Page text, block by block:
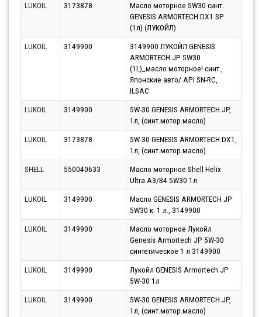
LUKOIL 3173878
Масло моторное 5W30 синт.
GENESIS ARMORTECH DX1 SP
(1л) (ЛУКОЙЛ)
LUKOIL 3149900
3149900 ЛУКОЙЛ GENESIS
ARMORTECH JP 5W30
(1L)_масло моторное! синт.,
Японские авто/ API SN-RC,
ILSAC
LUKOIL 3149900
5W-30 GENESIS ARMORTECH JP,
1л, (синт.мотор.масло)
LUKOIL
3173878
5W-30 GENESIS ARMORTECH DX1,
1л, (синт.мотор.масло)
SHELL
550040633
Масло моторное Shell Helix
Ultra A3/B4 5W30 1л
LUKOIL
3149900
Масло GENESIS ARMORTECH JP
5W30 к. 1 л., 3149900
LUKOIL
3149900
Масло моторное Лукойл
Genesis Armortech JP 5W-30
синтетическое 1 л 3149900
LUKOIL 3149900
Лукойл GENESIS Armortech JP
5W-30 1л
LUKOIL
3149900
5W-30 GENESIS ARMORTECH JP,
1л, (синт.мотор.масло)